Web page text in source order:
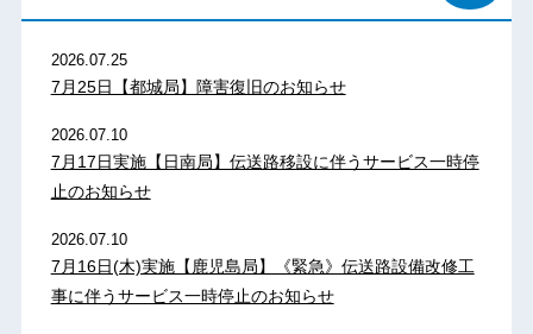
2026.07.25
7月25日【都城局】障害復旧のお知らせ
2026.07.10
7月17日実施【日南局】伝送路移設に伴うサービス一時停
止のお知らせ
2026.07.10
7月16日(木)実施【鹿児島局】《緊急》伝送路設備改修工
事に伴うサービス一時停止のお知らせ